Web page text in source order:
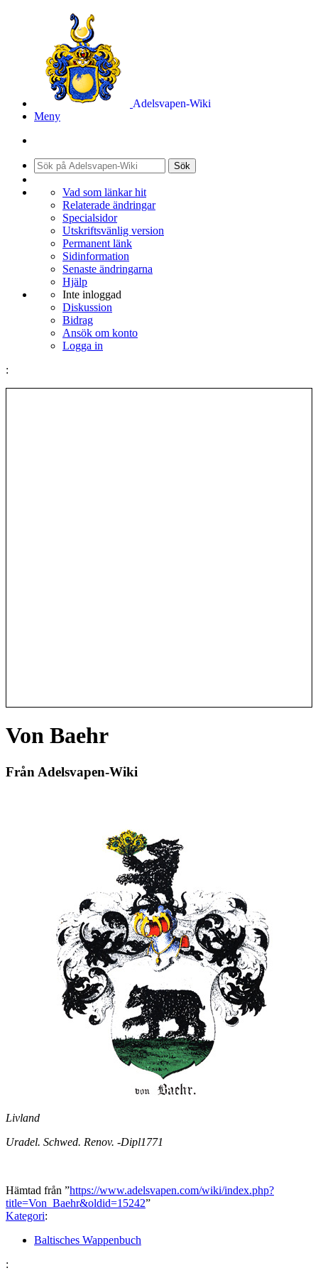
Adelsvapen-Wiki
Meny
Sök
Vad som länkar hit
Relaterade ändringar
Specialsidor
Utskriftsvänlig version
Permanent länk
Sidinformation
Senaste ändringarna
Hjälp
Inte inloggad
Diskussion
Bidrag
Ansök om konto
Logga in
:
Von Baehr
Från Adelsvapen-Wiki
Livland
Uradel. Schwed. Renov. -Dipl1771
Hämtad från ”https://www.adelsvapen.com/wiki/index.php?
title=Von_Baehr&oldid=15242”
Kategori:
Baltisches Wappenbuch
: